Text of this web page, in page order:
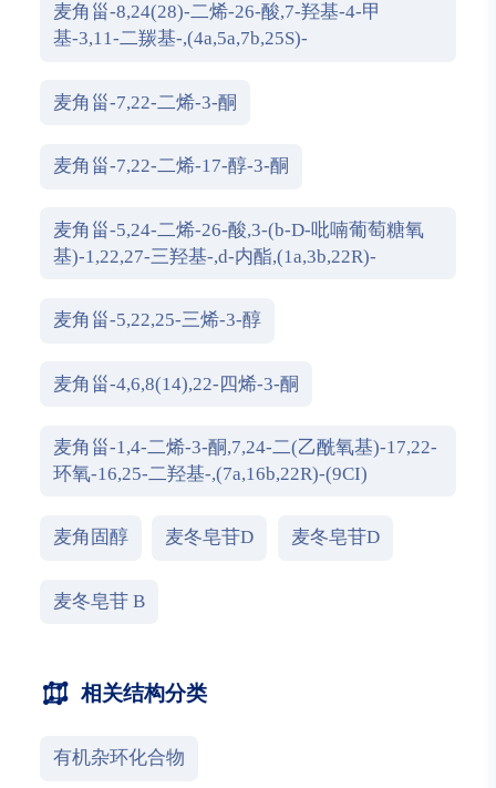
麦角甾-8,24(28)-二烯-26-酸,7-羟基-4-甲
基-3,11-二羰基-,(4a,5a,7b,25S)-
麦角甾-7,22-二烯-3-酮
麦角甾-7,22-二烯-17-醇-3-酮
麦角甾-5,24-二烯-26-酸,3-(b-D-吡喃葡萄糖氧
基)-1,22,27-三羟基-,d-内酯,(1a,3b,22R)-
麦角甾-5,22,25-三烯-3-醇
麦角甾-4,6,8(14),22-四烯-3-酮
麦角甾-1,4-二烯-3-酮,7,24-二(乙酰氧基)-17,22-
环氧-16,25-二羟基-,(7a,16b,22R)-(9CI)
麦角固醇 麦冬皂苷D 麦冬皂苷D
麦冬皂苷 B
相关结构分类
有机杂环化合物